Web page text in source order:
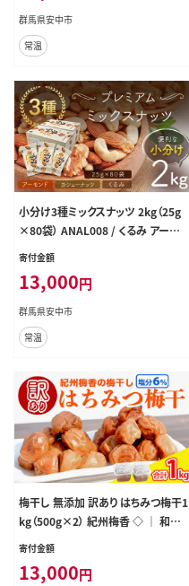
用 防災食品 防災用 非常食 保存食
備蓄食 おつまみ おやつ 大容量 小分
けあーもんど なっつ ふるさと納税ナ
市 送料無料
群馬県安中市
常温
小分け3種ミックスナッツ 2kg（25g
×80袋） ANAL008 / くるみ アーモ
ンド カシューナッツ ナッツ ミックス
ナッツ 素焼きアーモンド 無添加 ド
ライロースト カリフォルニア堅果 産
地直輸入 無塩 添加物不使用 植物油
不使用 防災食品 防災用 非常食 保
存食備蓄食 なっつ あーもんど かし
まみ おやつ 大容量 ふるさと納税ナ
ッツ 業務用
寄付金額
13,000円
群馬県安中市
常温
梅干し 無添加 訳あり はちみつ梅干1
kg（500g×2） 紀州梅香 ◇ ｜ 和歌
山 みなべ町 梅干し ウメ 梅 梅干 南
高梅 減塩
寄付金額
13,000円